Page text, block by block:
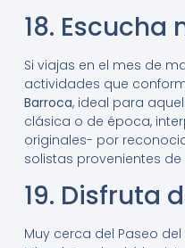
18.
Si viajas en el mes de
actividades que
Barroca, ideal para
clásica o de época,
originales- por
solistas provenientes
19. Disfruta
Muy cerca del Paseo